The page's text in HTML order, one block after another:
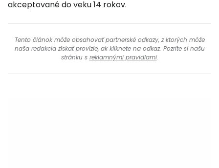
akceptované do veku 14 rokov.
Tento článok môže obsahovať partnerské odkazy, z ktorých môže
naša redakcia získať provízie, ak kliknete na odkaz. Pozrite si našu
stránku s reklamnými pravidlami.